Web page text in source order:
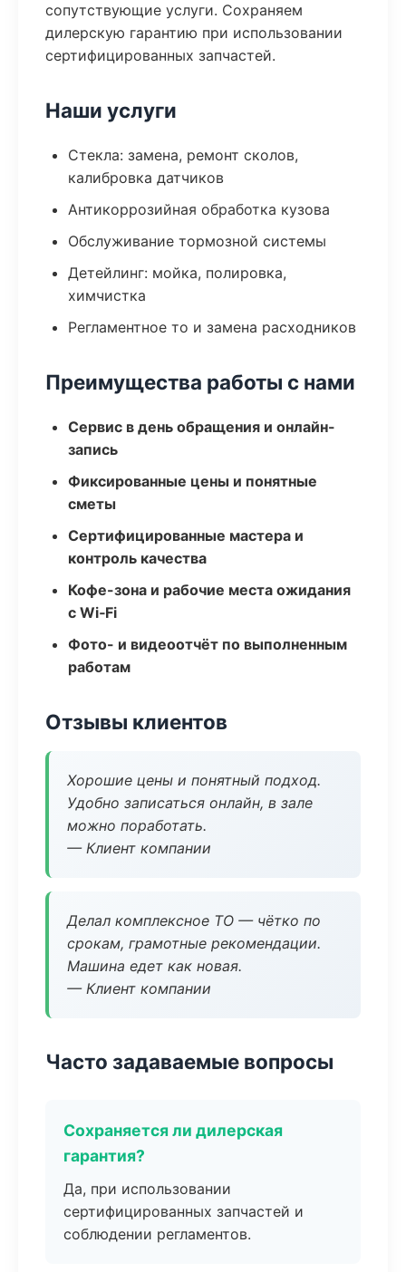
сопутствующие услуги. Сохраняем
дилерскую гарантию при использовании
сертифицированных запчастей.
Наши услуги
Стекла: замена, ремонт сколов,
калибровка датчиков
Антикоррозийная обработка кузова
Обслуживание тормозной системы
Детейлинг: мойка, полировка,
химчистка
Регламентное то и замена расходников
Преимущества работы с нами
Сервис в день обращения и онлайн-
запись
Фиксированные цены и понятные
сметы
Сертифицированные мастера и
контроль качества
Кофе-зона и рабочие места ожидания
с Wi‑Fi
Фото- и видеоотчёт по выполненным
работам
Отзывы клиентов
Хорошие цены и понятный подход.
Удобно записаться онлайн, в зале
можно поработать.
— Клиент компании
Делал комплексное ТО — чётко по
срокам, грамотные рекомендации.
Машина едет как новая.
— Клиент компании
Часто задаваемые вопросы
Сохраняется ли дилерская
гарантия?
Да, при использовании
сертифицированных запчастей и
соблюдении регламентов.